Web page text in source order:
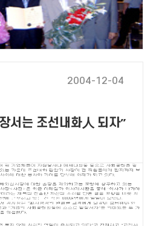
2004-12-04
서는 조선내화人 되자”